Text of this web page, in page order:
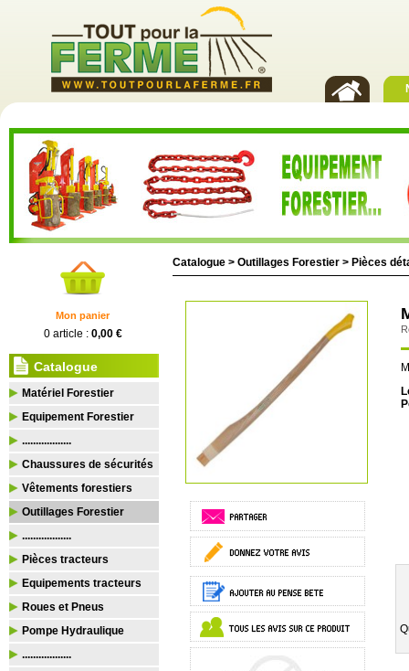
Mon panier
0 article : 0,00 €
Catalogue
Matériel Forestier
Equipement Forestier
..................
Chaussures de sécurités
Vêtements forestiers
Outillages Forestier
..................
Pièces tracteurs
Equipements tracteurs
Roues et Pneus
Pompe Hydraulique
..................
Catalogue > Outillages Forestier > Pièces